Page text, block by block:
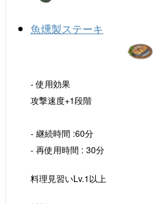
魚燻製ステーキ
- 使用効果
攻撃速度+1段階
- 継続時間 :60分
- 再使用時間 : 30分
料理見習いLv.1以上